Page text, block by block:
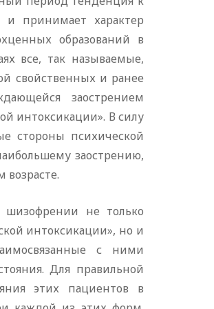
и принимает характер
образований в
все, так называемые,
свойственных и ранее
заострением
интоксикации». В силу
стороны психической
заострению,
не только
интоксикации», но и
с ними
Для правильной
этих пациентов в